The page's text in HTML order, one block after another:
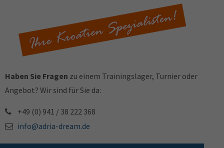
Haben Sie Fragen zu einem Trainingslager, Turnier oder
Angebot? Wir sind für Sie da:
+49 (0) 941 / 38 222 368
info@adria-dream.de